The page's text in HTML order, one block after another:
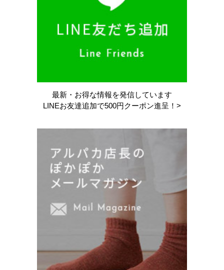
最新・お得な情報を発信しています
LINEお友達追加で500円クーポン進呈！>